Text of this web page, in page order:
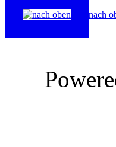
nach